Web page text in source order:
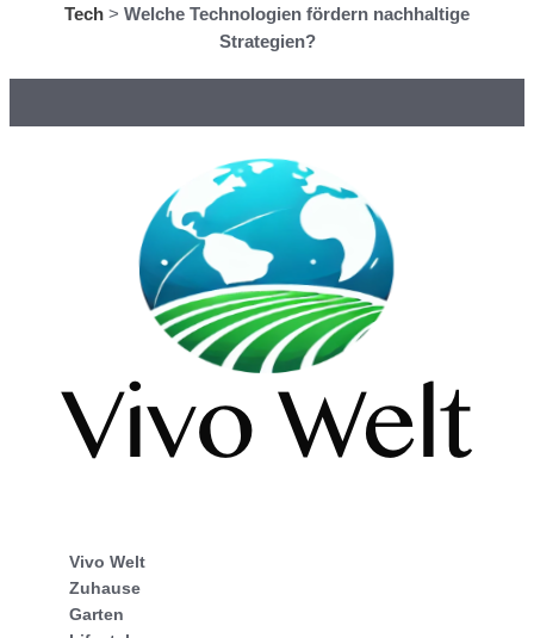
Tech > Welche Technologien fördern nachhaltige
Strategien?
Vivo Welt
Zuhause
Garten